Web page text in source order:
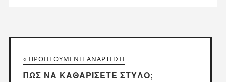
« ΠΡΟΗΓΟΎΜΕΝΗ ΑΝΆΡΤΗΣΗ
ΠΏΣ ΝΑ ΚΑΘΑΡΊΣΕΤΕ ΣΤΥΛΌ;